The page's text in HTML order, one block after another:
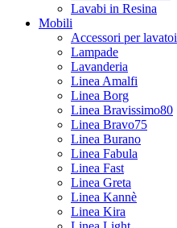
Lavabi in Resina
Mobili
Accessori per lavatoi
Lampade
Lavanderia
Linea Amalfi
Linea Borg
Linea Bravissimo80
Linea Bravo75
Linea Burano
Linea Fabula
Linea Fast
Linea Greta
Linea Kannè
Linea Kira